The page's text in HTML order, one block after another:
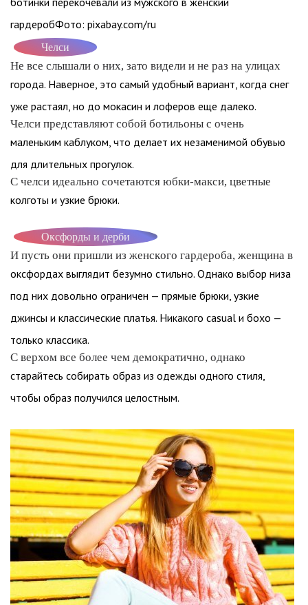
гардеробФото: pixabay.com/ru
Челси
Не все слышали о них, зато видели и не раз на улицах
города. Наверное, это самый удобный вариант, когда снег
уже растаял, но до мокасин и лоферов еще далеко.
Челси представляют собой ботильоны с очень
маленьким каблуком, что делает их незаменимой обувью
для длительных прогулок.
С челси идеально сочетаются юбки-макси, цветные
колготы и узкие брюки.
Оксфорды и дерби
И пусть они пришли из женского гардероба, женщина в
оксфордах выглядит безумно стильно. Однако выбор низа
под них довольно ограничен — прямые брюки, узкие
джинсы и классические платья. Никакого casual и бохо —
только классика.
С верхом все более чем демократично, однако
старайтесь собирать образ из одежды одного стиля,
чтобы образ получился целостным.